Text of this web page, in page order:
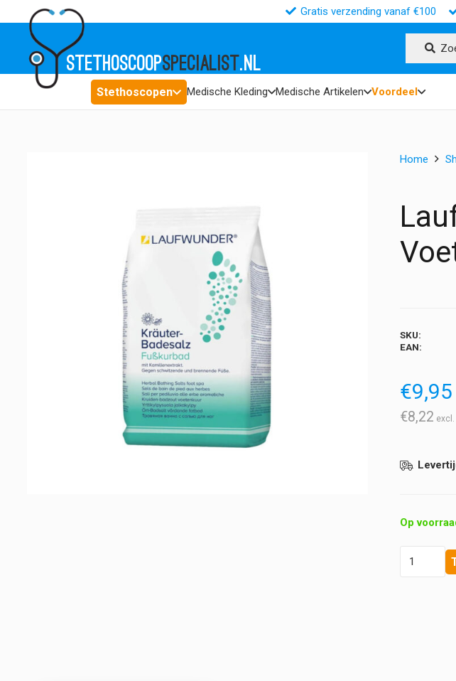
Gratis verzending vanaf €100
STETHOSCOOPSPECIALIST.NL
Stethoscopen Medische Kleding Medische Artikelen Voordeel
Home
SKU:
EAN:
€9,95
€8,22
Op
Laufwunder